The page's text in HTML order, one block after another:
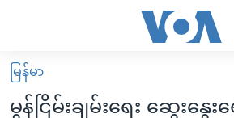
လွယ်ကူ
စေ
မူလစာမျက်နှာ
မြန်မာ
မြန်မာ
မွန်ငြိမ်းချမ်းရေး ဆွေးနွေး